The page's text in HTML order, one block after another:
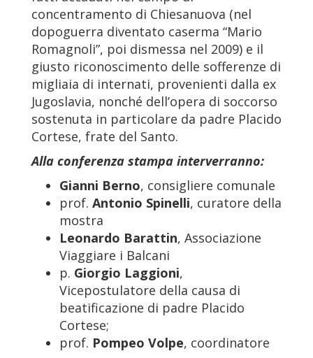
concentramento di Chiesanuova (nel
dopoguerra diventato caserma “Mario
Romagnoli”, poi dismessa nel 2009) e il
giusto riconoscimento delle sofferenze di
migliaia di internati, provenienti dalla ex
Jugoslavia, nonché dell’opera di soccorso
sostenuta in particolare da padre Placido
Cortese, frate del Santo.
Alla conferenza stampa interverranno:
Gianni Berno, consigliere comunale
prof. Antonio Spinelli, curatore della
mostra
Leonardo Barattin, Associazione
Viaggiare i Balcani
p. Giorgio Laggioni,
Vicepostulatore della causa di
beatificazione di padre Placido
Cortese;
prof. Pompeo Volpe, coordinatore